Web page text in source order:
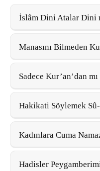
İslâm Dini Atalar Dini
Manasını Bilmeden
Sadece Kur’an’dan
Hakikati Söylemek Sû-
Kadınlara Cuma
Hadisler